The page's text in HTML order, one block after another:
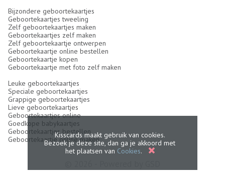
Bijzondere geboortekaartjes
Geboortekaartjes tweeling
Zelf geboortekaartjes maken
Geboortekaartjes zelf maken
Zelf geboortekaartje ontwerpen
Geboortekaartje online bestellen
Geboortekaartje kopen
Geboortekaartje met foto zelf maken
Leuke geboortekaartjes
Speciale geboortekaartjes
Grappige geboortekaartjes
Lieve geboortekaartjes
Geboortekaartjes online
Goedkope babykaartjes
Geboortekaartjes bestellen
Geboortekaartje online makenKisscards maakt gebruik van cookies.
Bezoek je deze site, dan ga je akkoord met
het plaatsen van Cookies.